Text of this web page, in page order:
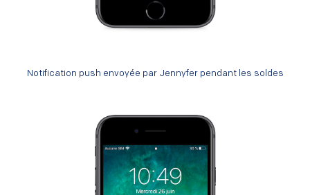
Notification push envoyée par Jennyfer pendant les soldes